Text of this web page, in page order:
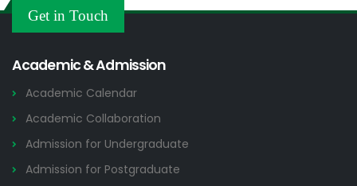
2026
Others
Get in Touch
Academic & Admission
Academic Calendar
Academic Collaboration
Admission for Undergraduate
Admission for Postgraduate